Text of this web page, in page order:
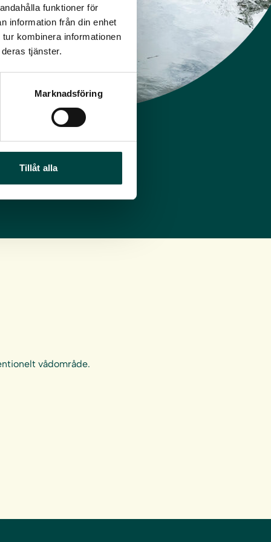
funktioner för
information från din enhet
kombinera informationen
tjänster.
Marknadsföring
Tillåt alla
vådområde.